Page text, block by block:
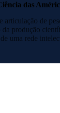
das
articulação de
da produção
uma rede